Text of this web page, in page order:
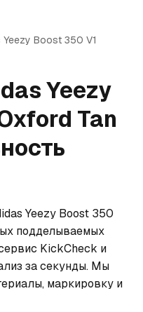
Yeezy Boost 350 V1
Yeezy
Tan
Yeezy Boost 350
подделываемых
KickCheck и
за секунды. Мы
маркировку и